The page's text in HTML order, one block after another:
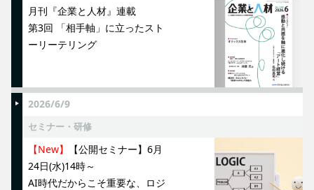
月刊『企業と人材』連載
第3回 「相手軸」に立ったスト
ーリーテリング
2026/6/9
セミナー・研修
【New】
【公開セミナー】6月
24日(水)14時～
AI時代だからこそ重要な、ロジ